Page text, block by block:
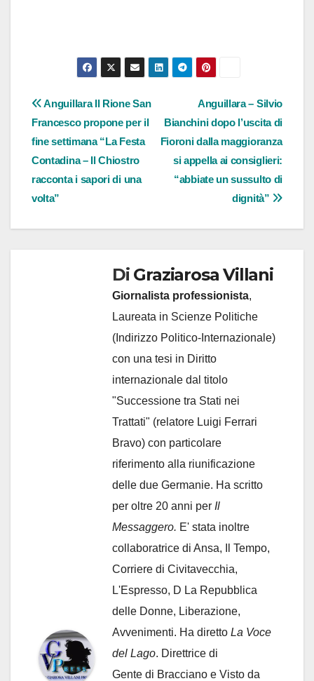
Navigazione
articoli
Anguillara – Silvio
Bianchini dopo l’uscita di
Fioroni dalla maggioranza
si appella ai consiglieri:
“abbiate un sussulto di
dignità”
Anguillara Il Rione San
Francesco propone per il
fine settimana “La Festa
Contadina – Il Chiostro
racconta i sapori di una
volta”
Di Graziarosa Villani
Giornalista professionista,
Laureata in Scienze Politiche
(Indirizzo Politico-Internazionale)
con una tesi in Diritto
internazionale dal titolo
"Successione tra Stati nei
Trattati" (relatore Luigi Ferrari
Bravo) con particolare
riferimento alla riunificazione
delle due Germanie. Ha scritto
per oltre 20 anni per Il
Messaggero. E' stata inoltre
collaboratrice di Ansa, Il Tempo,
Corriere di Civitavecchia,
L'Espresso, D La Repubblica
delle Donne, Liberazione,
Avvenimenti. Ha diretto La Voce
del Lago. Direttrice di
Gente di Bracciano e Visto da